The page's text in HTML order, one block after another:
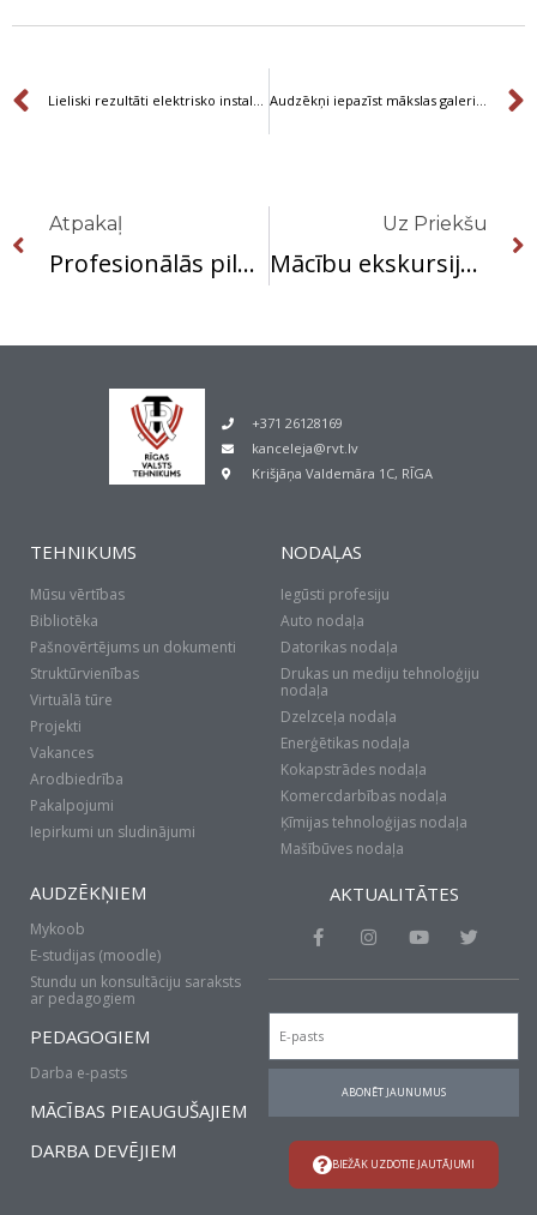
Prev Lieliski rezultāti elektrisko instalāciju konkursā Audzēkņi iepazīst mākslas galeriju “Nester Custom”
Atpakaļ
Profesionālās pilnveides seminārs Ķīmijas skolotājiem
Uz Priekšu
Mācību ekskursija uz mākslas galeriju NESTER CUSTOM
+371 26128169
kanceleja@rvt.lv
Krišjāņa Valdemāra 1C, RĪGA
TEHNIKUMS
Mūsu vērtības
Bibliotēka
Pašnovērtējums un dokumenti
Struktūrvienības
Virtuālā tūre
Projekti
Vakances
Arodbiedrība
Pakalpojumi
Iepirkumi un sludinājumi
NODAĻAS
Iegūsti profesiju
Auto nodaļa
Datorikas nodaļa
Drukas un mediju tehnoloģiju
nodaļa
Dzelzceļa nodaļa
Enerģētikas nodaļa
Kokapstrādes nodaļa
Komercdarbības nodaļa
Ķīmijas tehnoloģijas nodaļa
Mašībūves nodaļa
AUDZĒKŅIEM
Mykoob
E-studijas (moodle)
Stundu un konsultāciju saraksts
ar pedagogiem
PEDAGOGIEM
Darba e-pasts
MĀCĪBAS PIEAUGUŠAJIEM
DARBA DEVĒJIEM
AKTUALITĀTES
F
a
b
o
k
I
n
a
a
Y
u
T
t
ABONĒT JAUNUMUS
BIEŽĀK UZDOTIE JAUTĀJUMI